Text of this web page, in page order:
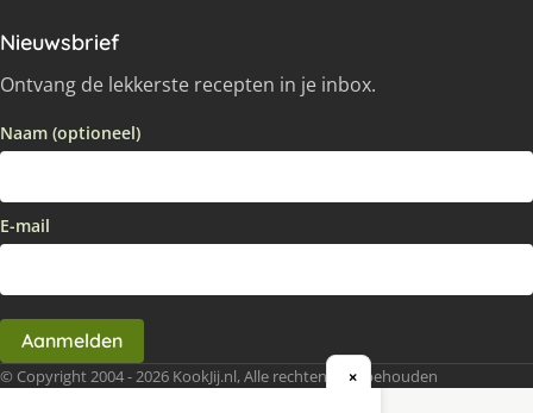
Nieuwsbrief
Ontvang de lekkerste recepten in je inbox.
Naam (optioneel)
E-mail
Aanmelden
© Copyright 2004 - 2026 KookJij.nl, Alle rechten voorbehouden
×